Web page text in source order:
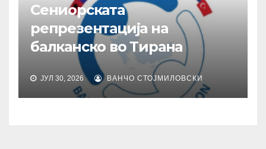
Сениорската
репрезентација на
балканско во Тирана
ЈУЛ 30, 2026 ВАНЧО СТОЈМИЛОВСКИ